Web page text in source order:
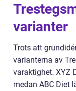
varianter
Trots att
varianterna av
varaktighet. XYZ
medan ABC Diet